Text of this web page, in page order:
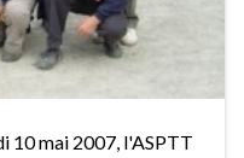
10 mai 2007, l'ASPTT